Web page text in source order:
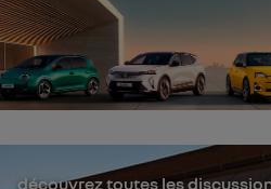
découvrez toutes les